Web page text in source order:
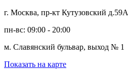
г. Москва, пр-кт Кутузовский д.59А
пн-вс: 09:00 - 20:00
м. Славянский бульвар, выход № 1
Показать на карте